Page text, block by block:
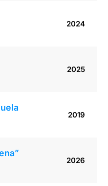
2024
2025
2019
2026